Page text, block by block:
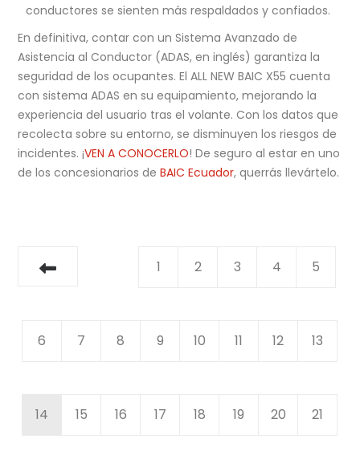
conductores se sienten más respaldados y confiados.
En definitiva, contar con un Sistema Avanzado de
Asistencia al Conductor (ADAS, en inglés) garantiza la
seguridad de los ocupantes. El ALL NEW BAIC X55 cuenta
con sistema ADAS en su equipamiento, mejorando la
experiencia del usuario tras el volante. Con los datos que
recolecta sobre su entorno, se disminuyen los riesgos de
incidentes. ¡VEN A CONOCERLO! De seguro al estar en uno
de los concesionarios deBAIC Ecuador, querrás llevártelo.
1 2 3 4 5
6 7 8 9 10 11 12 13
14 15 16 17 18 19 20 21